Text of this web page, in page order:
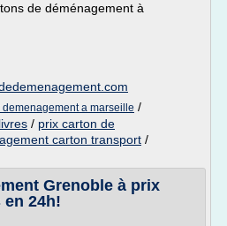
de déménagement à
a marseille /
/ prix carton de
carton transport /
Grenoble à prix
24h!